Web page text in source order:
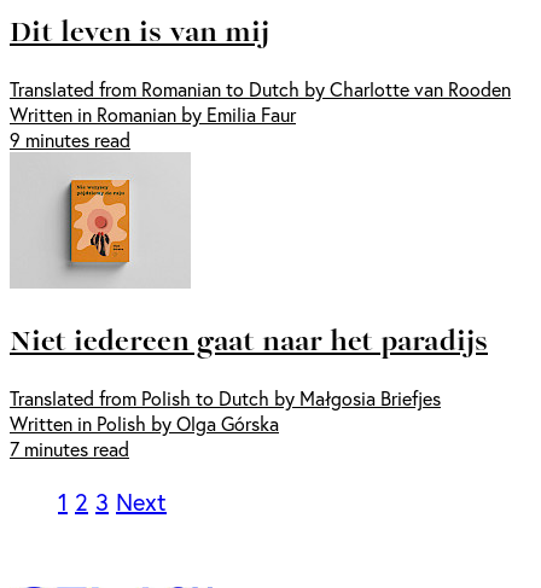
Dit leven is van mij
Translated from Romanian to Dutch by Charlotte van Rooden
Written in Romanian by Emilia Faur
9 minutes read
Niet iedereen gaat naar het paradijs
Translated from Polish to Dutch by Małgosia Briefjes
Written in Polish by Olga Górska
7 minutes read
1 2 3 Next